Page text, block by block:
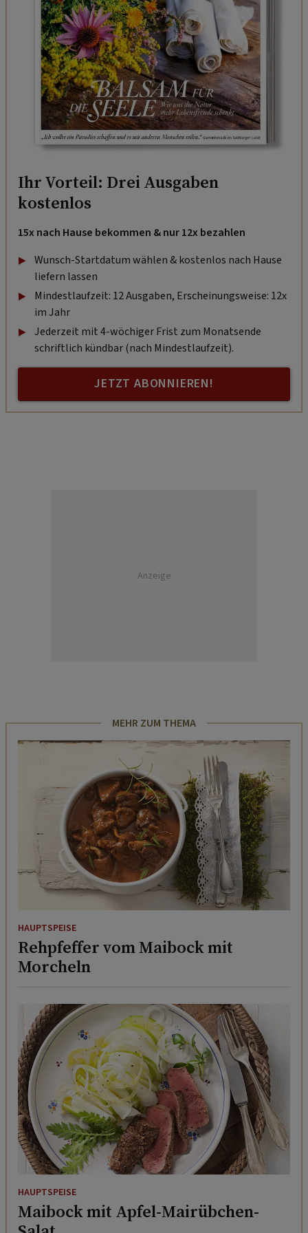
Ihr Vorteil: Drei Ausgaben
kostenlos
15x nach Hause bekommen & nur 12x bezahlen
Wunsch-Startdatum wählen & kostenlos nach Hause
liefern lassen
Mindestlaufzeit: 12 Ausgaben, Erscheinungsweise: 12x
im Jahr
Jederzeit mit 4-wöchiger Frist zum Monatsende
schriftlich kündbar (nach Mindestlaufzeit).
JETZT ABONNIEREN!
Anzeige
MEHR ZUM THEMA
HAUPTSPEISE
Rehpfeffer vom Maibock mit
Morcheln
HAUPTSPEISE
Maibock mit Apfel-Mairübchen-